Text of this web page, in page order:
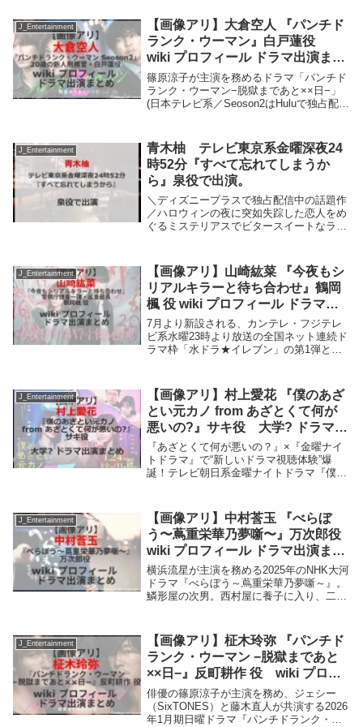
J_Entertainment
【画像アリ】大倉空人 『パンチド
ランク・ウーマン』白戸蓮役
wiki プロフィール ドラマ出演まと
め
篠原涼子が主演を務めるドラマ「パンチド
ランク・ウーマン−脱獄まであと××日−」
(日本テレビ系／Seoson2はHuluで独占配
ー)を救うため、彼が収容される最...
J_Entertainment
青木柚 テレビ東京系金曜深夜24
時52分『すべて忘れてしまうか
ら』泉役で出演。
＼ディズニープラスで独占配信中の話題作
／ハロウィンの夜に突如失踪した恋人をめ
ぐるミステリアスでビタースイートなラブ
スタート！青木柚、ある目的を抱えながら
Bar...
J_Entertainment
【画像アリ】山崎紘菜 『今夜もシ
リアルキラーと待ち合わせ』鶴岡
楓 役 wiki プロフィール ドラマ出
演まとめ
7月より新設される、カンテレ・フジテレ
ビ系水曜23時より放送の全国ネット連続ド
ラマ枠「水ドラ★イレブン」の第1弾とし
ーと待ち合わせ』が7月1日より放送され
る...
J_Entertainment
【画像アリ】村上愛花 『僕のあざ
とい元カノ from あざとくて何が
悪いの?』サキ役 大学? ドラマ出
演まとめ
『あざとくて何が悪いの？』×『金曜ナイ
トドラマ』で“新しいドラマ視聴体験”爆
誕！テレビ朝日系金曜ナイトドラマ『僕の
花さんがサキ役で出演。村上愛花さんを紹
介し...
J_Entertainment
【画像アリ】中村莟玉 『べらぼ
う〜蔦重栄華乃夢噺〜』万次郎役
wiki プロフィール ドラマ出演まと
め
横浜流星が主演を務める2025年のNHK大河
ドラマ『べらぼう～蔦重栄華乃夢噺～』。
鱗形屋の次男。西村屋に養子に入り、二代
まで出演したテレビドラマは?中村莟玉
『...
J_Entertainment
【画像アリ】柾木玲弥 『パンチド
ランク・ウーマン −脱獄まであと
××日−』反町耕作 役 wiki プロフ
ィール ドラマ出演まとめ
俳優の篠原涼子が主演を務め、ジェシー
（SixTONES）と藤木直人が共演する2026
年1月期日曜ドラマ『パンチドランク・ウ